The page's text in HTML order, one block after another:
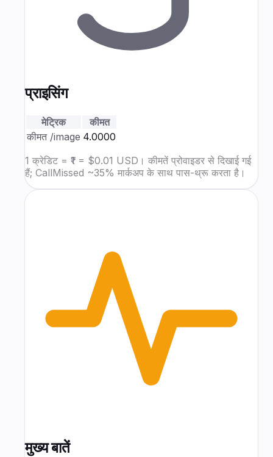
प्राइसिंग
मेट्रिक
कीमत
कीमत /image ₹4.0000
1 क्रेडिट = ₹1 = $0.01 USD। कीमतें प्रोवाइडर से दिखाई गई
हैं; CallMissed ~35% मार्कअप के साथ पास-थ्रू करता है।
मुख्य बातें